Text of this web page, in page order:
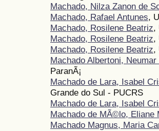
Machado, Nilza Zanon de
Machado, Rafael Antunes,
Machado, Rosilene Beatriz,
Machado, Rosilene Beatriz,
Machado, Rosilene Beatriz,
Machado Albertoni, Neumar
ParanÃ¡
Machado de Lara, Isabel
Grande do Sul - PUCRS
Machado de Lara, Isabel
Machado de MÃ©lo, Eliane
Machado Magnus, Maria